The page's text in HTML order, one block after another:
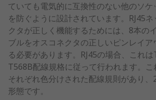
ていても電気的に互換性のない他のソ
を防ぐように設計されています。RJ45
クタが正しく機能するためには、8本の
ブルをオスコネクタの正しいピンレイ
る必要があります。RJ45の場合、これ
T568B配線規格に従って行われます。こ
それぞれ色分けされた配線規則があり
形態です。